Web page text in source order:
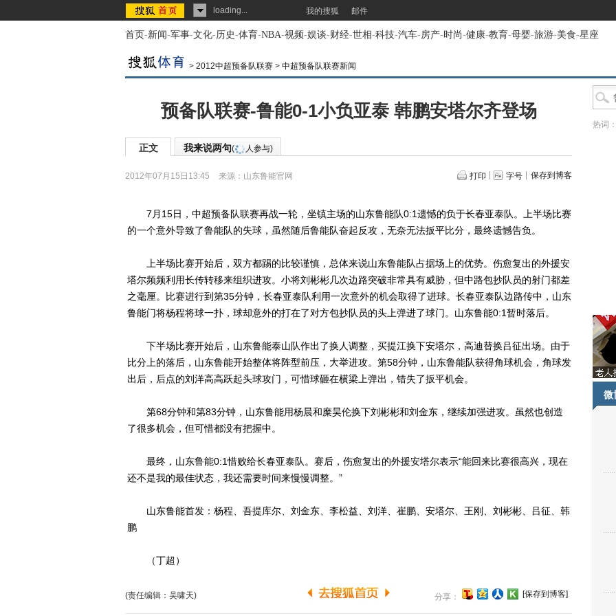
loading... 我的搜狐 邮件
首页-新闻-军事-文化-历史-体育-NBA-视频-娱谈-财经-世相-科技-汽车-房产-时尚-健康-教育-母婴-旅游-美食-星座
> 2012中超预备队联赛 > 中超预备队联赛新闻
预备队联赛-鲁能0-1小负亚泰 韩鹏安塔尔齐登场
正文 我来说两句( 人参与)
2012年07月15日13:45 来源： 山东鲁能官网 打印 字号 保存到博客
7月15日，中超预备队联赛再战一轮，坐镇主场的山东鲁能队0:1遗憾的负于长春亚泰队。上半场比赛
的一个意外导致了鲁能队的失球，虽然随后鲁能队奋起反攻，无奈无法扳平比分，最终遗憾告负。
上半场比赛开始后，双方都踢的比较谨慎，总体来说山东鲁能队占据场上的优势。伤愈复出的外援安
塔尔频频利用长传转移来组织进攻。小将刘彬彬几次边路突破非常具有威胁，但中路包抄队员的射门都差
之毫厘。比赛进行到第35分钟，长春亚泰队利用一次意外的机会取得了进球。长春亚泰队边路传中，山东
鲁能门将杨程将球一扑，球却意外的打在了对方包抄队员的头上弹进了球门。山东鲁能0:1暂时落后。
下半场比赛开始后，山东鲁能泰山队作出了换人调整，买提江换下安塔尔，高迪替换吕征出场。由于
比分上的落后，山东鲁能开始整体将阵型前压，大举进攻。第58分钟，山东鲁能队获得角球机会，角球发
出后，后点的刘洋高高跃起头球攻门，可惜球砸在横梁上弹出，错失了扳平机会。
第68分钟和第83分钟，山东鲁能用杨晨和糜昊伦换下刘彬彬和刘金东，继续加强进攻。虽然也创造
了很多机会，但可惜都没有把握中。
最终，山东鲁能0:1惜败给长春亚泰队。赛后，伤愈复出的外援安塔尔表示“能回来比赛很高兴，现在
还不是我的最佳状态，我还需要时间来慢慢调整。”
山东鲁能首发：杨程、吾提库尔、刘金东、李松益、刘洋、崔鹏、安塔尔、王刚、刘彬彬、吕征、韩
鹏
（丁超）
(责任编辑：吴啸天) 分享： [保存到博客]
热词
微